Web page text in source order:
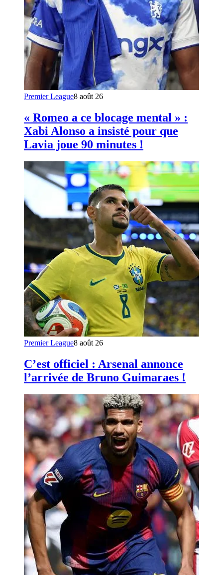
Premier League8 août 26
« Romeo a ce blocage mental » :
Xabi Alonso a insisté pour que
Lavia joue 90 minutes !
Premier League8 août 26
C’est officiel : Arsenal annonce
l’arrivée de Bruno Guimaraes !